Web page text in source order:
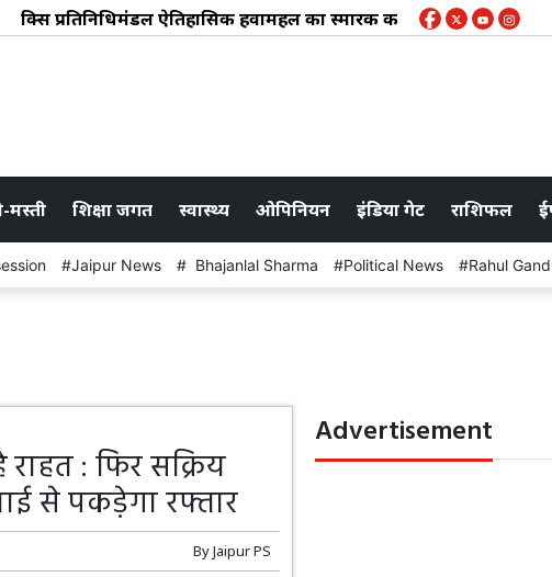
प्रतिनिधिमंडल ऐतिहासिक हवामहल का स्मारक का करेंगा भ्रमण, विशेष
मस्ती शिक्षा जगत स्वास्थ्य ओपिनियन इंडिया गेट राशिफल
Jaipur News Bhajanlal Sharma Political News Rahul
: फिर सक्रिय
से पकड़ेगा रफ्तार
ByJaipur PS
Advertisement